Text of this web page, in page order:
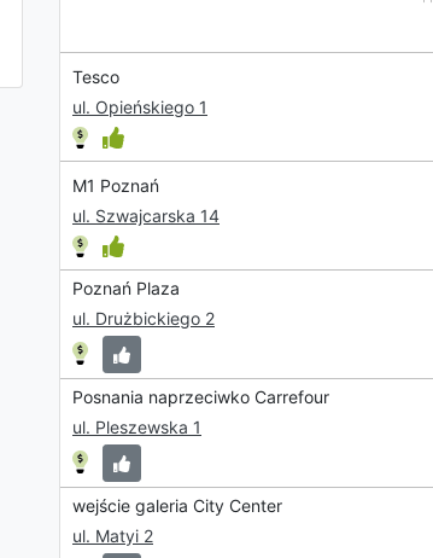
Tesco
ul. Opieńskiego 1
M1 Poznań
ul. Szwajcarska 14
Poznań Plaza
ul. Drużbickiego 2
Posnania naprzeciwko Carrefour
ul. Pleszewska 1
wejście galeria City Center
ul. Matyi 2